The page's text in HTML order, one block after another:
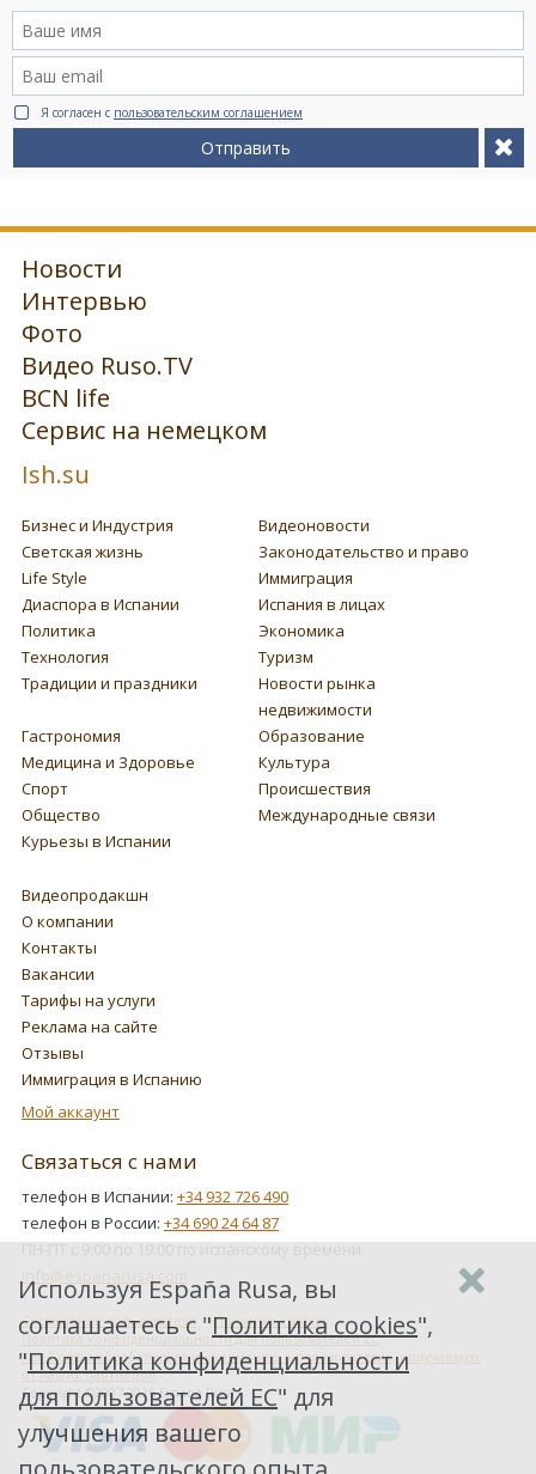
Я согласен с пользовательским соглашением
Отправить
Новости
Интервью
Фото
Видео Ruso.TV
BCN life
Сервис на немецком
Ish.su
Бизнес и Индустрия
Видеоновости
Светская жизнь
Законодательство и право
Life Style
Иммиграция
Диаспора в Испании
Испания в лицах
Политика
Экономика
Технология
Туризм
Традиции и праздники
Новости рынка
недвижимости
Гастрономия
Образование
Медицина и Здоровье
Культура
Спорт
Происшествия
Общество
Международные связи
Курьезы в Испании
Видеопродакшн
О компании
Контакты
Вакансии
Тарифы на услуги
Реклама на сайте
Отзывы
Иммиграция в Испанию
Мой аккаунт
Связаться с нами
телефон в Испании: +34 932 726 490
телефон в России: +34 690 24 64 87
ПН-ПТ с 9:00 по 19:00 по испанскому времени.
info@espanarusa.com
Соглашение пользователя
Политика cookies
Политика конфиденциальности для пользователей ЕС
Как Google обрабатывает информацию о пользователях, получаемую
от наших партнеров
Copyright ©2007-2026 Espana Rusa
Используя España Rusa, вы
соглашаетесь с "Политика cookies",
"Политика конфиденциальности
для пользователей ЕС" для
улучшения вашего